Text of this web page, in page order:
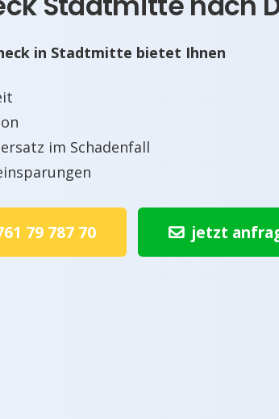
in Stadtmitte bietet Ihnen
im Schadenfall
79 787 70 jetzt